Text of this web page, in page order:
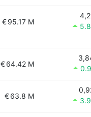
€95.17 M
€64.42 M
€63.8 M